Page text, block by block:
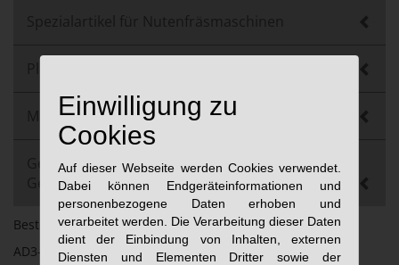
Multizylinder
Gebrauchtmaschinen und
Gebrauchtkomponenten
Bestellbezeichnung:
AD3-40-500
Einwilligung zu
Cookies
Auf dieser Webseite werden Cookies verwendet.
Dabei können Endgeräteinformationen und
personenbezogene Daten erhoben und
verarbeitet werden. Die Verarbeitung dieser Daten
dient der Einbindung von Inhalten, externen
Diensten und Elementen Dritter sowie der